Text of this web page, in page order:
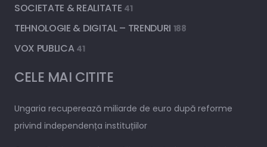
SOCIETATE & REALITATE 41
TEHNOLOGIE & DIGITAL – TRENDURI 188
VOX PUBLICA 41
CELE MAI CITITE
Ungaria recuperează miliarde de euro după reforme
privind independența instituțiilor